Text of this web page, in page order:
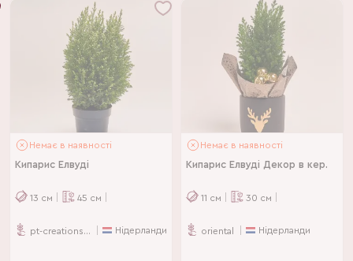
Немає в наявності
Кипарис Елвуді
13 см 45 см
pt-creations-bv Нідерланди
Немає в наявності
Кипарис Елвуді Декор в кер.
11 см 30 см
oriental Нідерланди